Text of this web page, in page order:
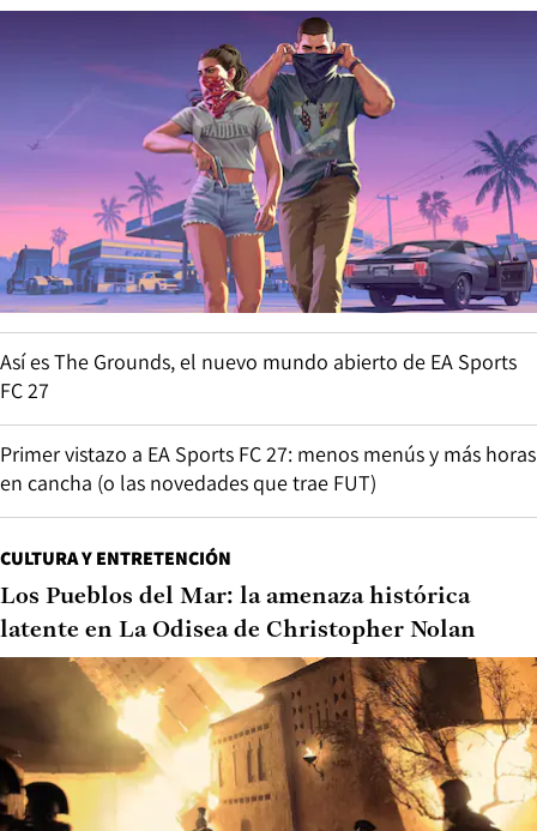
Así es The Grounds, el nuevo mundo abierto de EA Sports
FC 27
Primer vistazo a EA Sports FC 27: menos menús y más horas
en cancha (o las novedades que trae FUT)
CULTURA Y ENTRETENCIÓN
Los Pueblos del Mar: la amenaza histórica
latente en La Odisea de Christopher Nolan